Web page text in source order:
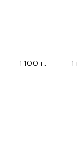
1 100 г. 1